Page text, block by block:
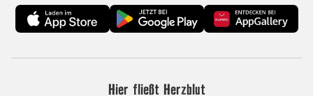
Hier fließt Herzblut